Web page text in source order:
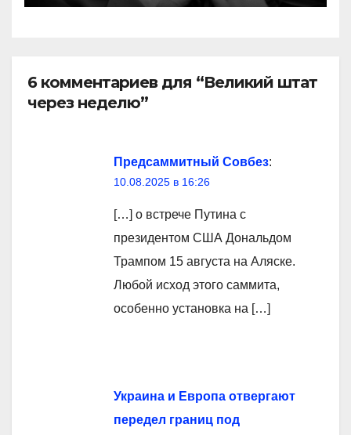
6 комментариев для “Великий штат
через неделю”
Предсаммитный Совбез:
10.08.2025 в 16:26
[…] о встрече Путина с
президентом США Дональдом
Трампом 15 августа на Аляске.
Любой исход этого саммита,
особенно установка на […]
Украина и Европа отвергают
передел границ под